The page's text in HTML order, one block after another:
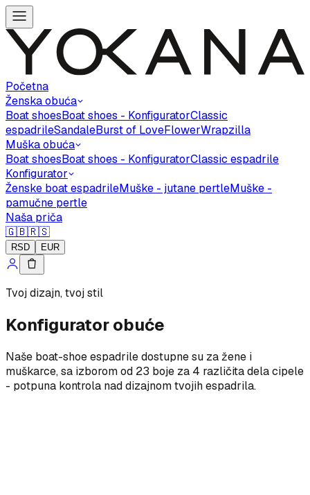
Početna
Ženska obuća
Boat shoesBoat shoes - KonfiguratorClassic
espadrileSandaleBurst of LoveFlowerWrapzilla
Muška obuća
Boat shoesBoat shoes - KonfiguratorClassic espadrile
Konfigurator
Ženske boat espadrileMuške - jutane pertleMuške -
pamučne pertle
Naša priča
🇬🇧🇷🇸
RSD EUR
Tvoj dizajn, tvoj stil
Konfigurator obuće
Naše boat-shoe espadrile dostupne su za žene i
muškarce, sa izborom od 23 boje za 4 različita dela cipele
- potpuna kontrola nad dizajnom tvojih espadrila.